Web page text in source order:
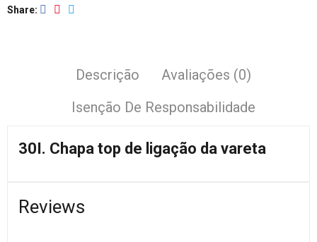
Share
Descrição
Avaliações (0)
Isenção De Responsabilidade
30I. Chapa top de ligação da vareta
Reviews